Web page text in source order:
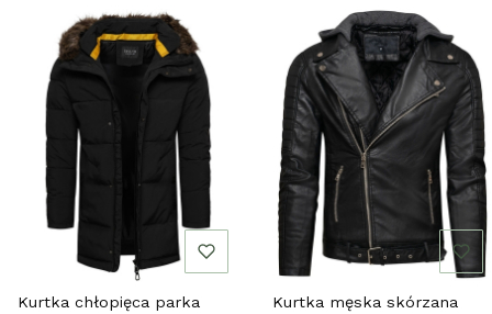
Kurtka chłopięca parka
Kurtka męska skórzana